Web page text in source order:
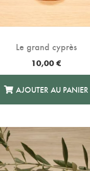
Le grand cyprès
10,00€
AJOUTER AU PANIER